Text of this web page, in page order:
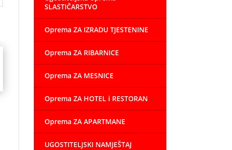
SLASTIČARSTVO
Oprema ZA IZRADU TJESTENINE
Oprema ZA RIBARNICE
Oprema ZA MESNICE
Oprema ZA HOTEL i RESTORAN
Oprema ZA APARTMANE
UGOSTITELJSKI NAMJEŠTAJ